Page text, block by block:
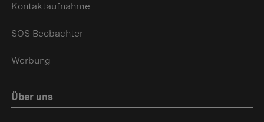
Kontaktaufnahme
SOS Beobachter
Werbung
Über uns